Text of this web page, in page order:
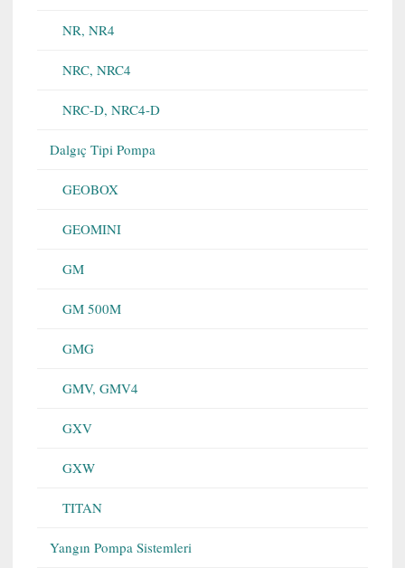
NR, NR4
NRC, NRC4
NRC-D, NRC4-D
Dalgıç Tipi Pompa
GEOBOX
GEOMINI
GM
GM 500M
GMG
GMV, GMV4
GXV
GXW
TITAN
Yangın Pompa Sistemleri